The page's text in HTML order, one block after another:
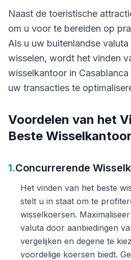
Naast de toeristische
om u voor te bereiden op
Als u uw buitenlandse
wisselen, wordt het vinden
wisselkantoor in
uw transacties te
Voordelen van het
Beste
1.Concurrerende
Het vinden van het beste
stelt u in staat om te
wisselkoersen.
valuta door aanbiedingen
vergelijken en degene te
voordelige koersen biedt.